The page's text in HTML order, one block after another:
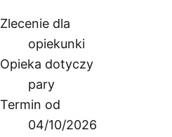
Zlecenie dla
opiekunki
Opieka dotyczy
pary
Termin od
04/10/2026